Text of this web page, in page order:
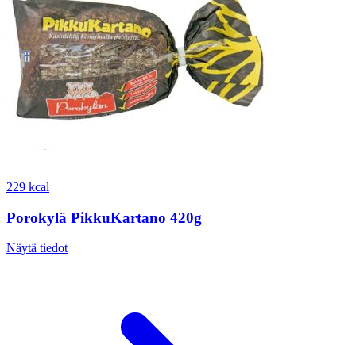
229 kcal
Porokylä PikkuKartano 420g
Näytä tiedot